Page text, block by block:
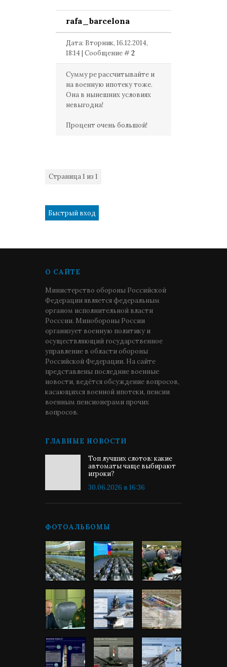
rafa_barcelona
Дата: Вторник, 16.12.2014,
18:14 | Сообщение #2
Сумму ре рассчитывайте и
на военную ипотеку тоже.
Она в нынешних условиях
невыгодна!
Процент очень большой!
Страница1 из 1
О САЙТЕ
Министерство обороны Российской
Федерации является федеральным
органом исполнительной власти
Росссии. Минобороны России
организует военную политику и
осуществляющий государственное
управление в области обороны
Российской Федерации. На сайте
представлены последние военные
новости, ведётся обсуждение вопросов,
касающихся военной ипотеки, пенсии
военным пенсионерами прочих
вопросов.
ГЛАВНЫЕ НОВОСТИ
Топ лучших слотов: какие
автоматы чаще выбирают
игроки?
30.06.2026 в 16:36
ФОТОАЛЬБОМЫ